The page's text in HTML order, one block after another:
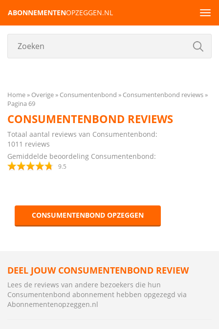
ABONNEMENTENOPZEGGEN.NL
Home Overige Consumentenbond
Consumentenbond reviews
Pagina 69
CONSUMENTENBOND REVIEWS
Totaal aantal reviews van Consumentenbond:
1011 reviews
Gemiddelde beoordeling Consumentenbond:
9.5
CONSUMENTENBOND OPZEGGEN
DEEL JOUW CONSUMENTENBOND REVIEW
Lees de reviews van andere bezoekers die hun
Consumentenbond abonnement hebben opgezegd via
Abonnementenopzeggen.nl